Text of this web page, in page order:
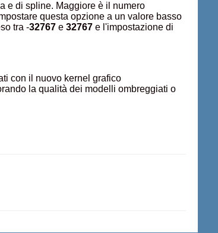
e di spline. Maggiore è il numero
questa opzione a un valore basso
tra -32767e 32767e l'impostazione di
con il nuovo kernel grafico
la qualità dei modelli ombreggiati o